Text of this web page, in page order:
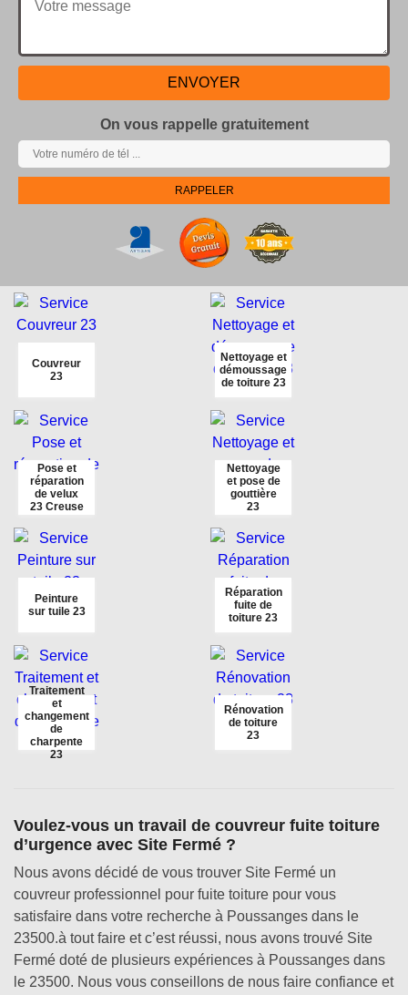
On vous rappelle gratuitement
Couvreur
23
Nettoyage et
démoussage
de toiture 23
Pose et
réparation
de velux
23 Creuse
Nettoyage
et pose de
gouttière
23
Peinture
sur tuile 23
Réparation
fuite de
toiture 23
Traitement
et
changement
de
charpente
23
Rénovation
de toiture
23
Voulez-vous un travail de couvreur fuite toiture
d’urgence avec Site Fermé ?
Nous avons décidé de vous trouver Site Fermé un
couvreur professionnel pour fuite toiture pour vous
satisfaire dans votre recherche à Poussanges dans le
23500.à tout faire et c’est réussi, nous avons trouvé Site
Fermé doté de plusieurs expériences à Poussanges dans
le 23500. Nous vous conseillons de nous faire confiance et